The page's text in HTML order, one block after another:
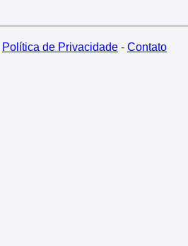
Política de Privacidade- Contato